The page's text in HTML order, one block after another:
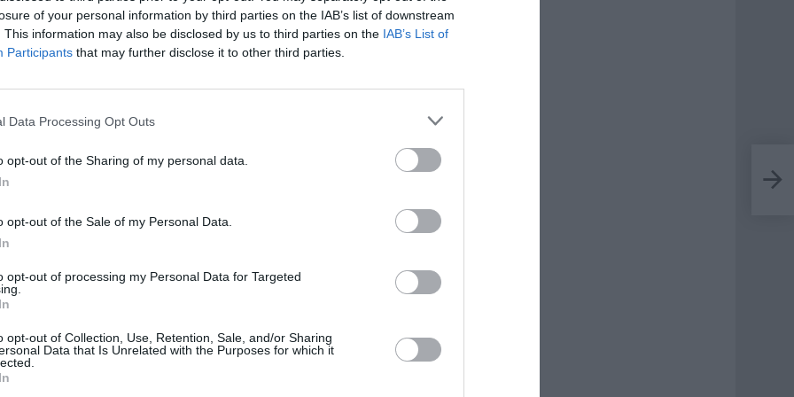
of your personal information by third parties on the IAB’s list of downstream
This information may also be disclosed by us to third parties on the IAB’s List of
Participants that may further disclose it to other third parties.
Data Processing Opt Outs
opt-out of the Sharing of my personal data.
opt-out of the Sale of my Personal Data.
opt-out of processing my Personal Data for Targeted
opt-out of Collection, Use, Retention, Sale, and/or Sharing
Data that Is Unrelated with the Purposes for which it
participé au morceau Break The
le retour des jeunes filles enlevées
des concerts en faveur de la sensibilisation
une mixtape et de nombreuses
en partie aux Etats-Unis, sortira en
de la Francophonie (OIF), de la
€ et l’organisation d’un concert à Paris. Il
organisée par l’Institut français.
du prix